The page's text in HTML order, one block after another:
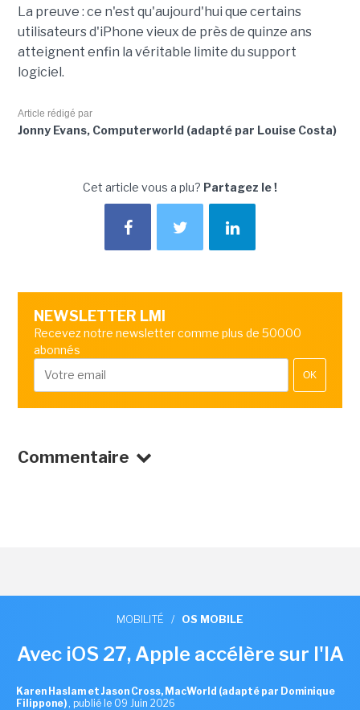
La preuve : ce n'est qu'aujourd'hui que certains
utilisateurs d'iPhone vieux de près de quinze ans
atteignent enfin la véritable limite du support
logiciel.
Article rédigé par
Jonny Evans, Computerworld (adapté par Louise Costa)
Cet article vous a plu? Partagez le !
NEWSLETTER LMI
Recevez notre newsletter comme plus de 50000
abonnés
OK
Commentaire
MOBILITÉ / OS MOBILE
Avec iOS 27, Apple accélère sur l'IA
Karen Haslam et Jason Cross, MacWorld (adapté par Dominique
Filippone) , publié le 09 Juin 2026